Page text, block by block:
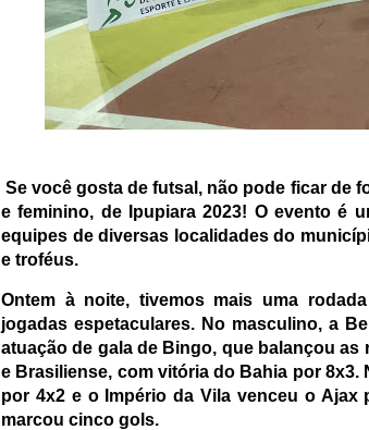
Se você gosta de futsal, não pode ficar de
e feminino, de Ipupiara 2023! O evento é
equipes de diversas localidades do
e troféus.
Ontem à noite, tivemos mais uma
jogadas espetaculares. No masculino, a
atuação de gala de Bingo, que balançou
e Brasiliense, com vitória do Bahia por
por 4x2 e o Império da Vila venceu o Ajax
marcou cinco gols.